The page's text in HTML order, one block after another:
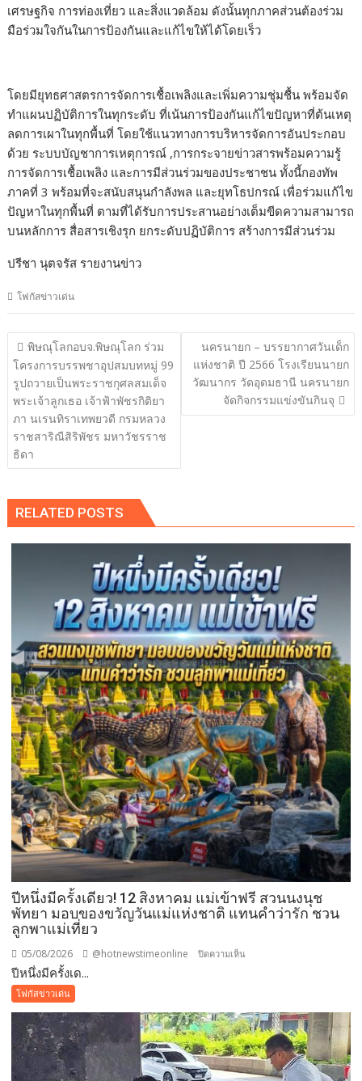
เศรษฐกิจ การท่องเที่ยว และสิ่งแวดล้อม ดังนั้นทุกภาคส่วนต้องร่วม
มือร่วมใจกันในการป้องกันและแก้ไขให้ได้โดยเร็ว
โดยมียุทธศาสตรการจัดการเชื้อเพลิงและเพิ่มความชุ่มชื้น พร้อมจัด
ทำแผนปฏิบัติการในทุกระดับ ที่เน้นการป้องกันแก้ไขปัญหาที่ต้นเหตุ
ลดการเผาในทุกพื้นที่ โดยใช้แนวทางการบริหารจัดการอันประกอบ
ด้วย ระบบบัญชาการเหตุการณ์ ,การกระจายข่าวสารพร้อมความรู้
การจัดการเชื้อเพลิง และการมีส่วนร่วมของประชาชน ทั้งนี้กองทัพ
ภาคที่ 3 พร้อมที่จะสนับสนุนกำลังพล และยุทโธปกรณ์ เพื่อร่วมแก้ไข
ปัญหาในทุกพื้นที่ ตามที่ได้รับการประสานอย่างเต็มขีดความสามารถ
บนหลักการ สื่อสารเชิงรุก ยกระดับปฏิบัติการ สร้างการมีส่วนร่วม
ปรีชา นุตจรัส รายงานข่าว
โฟกัสข่าวเด่น
แนะแนว
เรื่อง
พิษณุโลกอบจ.พิษณุโลก ร่วม
โครงการบรรพชาอุปสมบทหมู่ 99
รูปถวายเป็นพระราชกุศลสมเด็จ
พระเจ้าลูกเธอ เจ้าฟ้าพัชรกิติยา
ภา นเรนทิราเทพยวดี กรมหลวง
ราชสาริณีสิริพัชร มหาวัชรราช
ธิดา
นครนายก – บรรยากาศวันเด็ก
แห่งชาติ ปี 2566 โรงเรียนนายก
วัฒนากร วัดอุดมธานี นครนายก
จัดกิจกรรมแข่งขันกินจุ
RELATED POSTS
ปีหนึ่งมีครั้งเดียว! 12 สิงหาคม แม่เข้าฟรี สวนนงนุช
พัทยา มอบของขวัญวันแม่แห่งชาติ แทนคำว่ารัก ชวน
ลูกพาแม่เที่ยว
05/08/2026 @hotnewstimeonline ปิดความเห็น
ครั้ง
เดียว!
12
สิงหาคม
ปีหนึ่งมีครั้งเด...
โฟกัสข่าวเด่น